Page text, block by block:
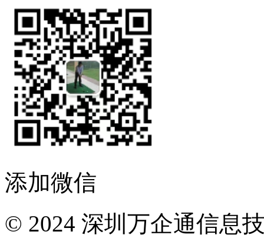
添加微信
© 2024 深圳万企通信息